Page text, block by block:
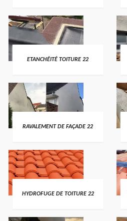
ETANCHÉITÉ TOITURE 22
RAVALEMENT DE FAÇADE 22
HYDROFUGE DE TOITURE 22